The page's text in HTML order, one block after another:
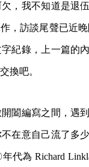
，我不知道是退
，訪談尾聲已近
紀錄，上一篇的
換吧。
闔編寫之間，遇
在意自己流了多
代為 Richard